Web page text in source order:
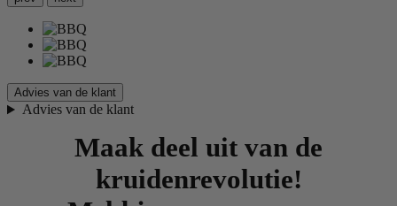
Advies van de klant
Advies van de klant
Maak deel uit van de
kruidenrevolutie!